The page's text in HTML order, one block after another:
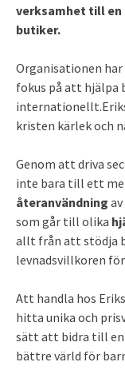
verksamhet till en
butiker.
Organisationen
fokus på att hjälpa
kristen kärlek och
Genom att driva
inte bara till ett
återanvändning
som går till olika
allt från att stödja
levnadsvillkoren
Att handla hos
hitta unika och
sätt att bidra till en
bättre värld för